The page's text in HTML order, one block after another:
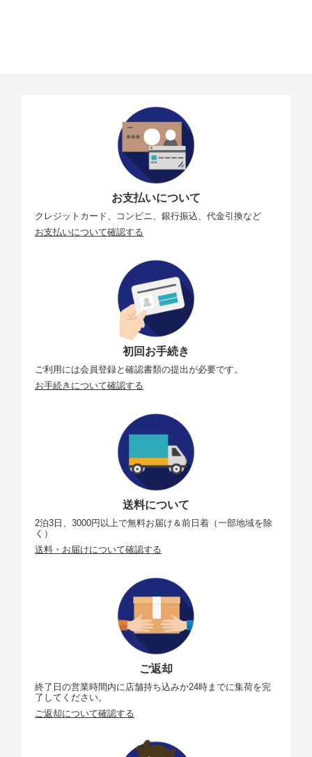
お支払いについて
クレジットカード、コンビニ、銀行振込、代金引換など
お支払いについて確認する
初回お手続き
ご利用には会員登録と確認書類の提出が必要です。
お手続きについて確認する
送料について
2泊3日、3000円以上で無料お届け＆前日着（一部地域を除
く）
送料・お届けについて確認する
ご返却
終了日の営業時間内に店舗持ち込みか24時までに集荷を完
了してください。
ご返却について確認する